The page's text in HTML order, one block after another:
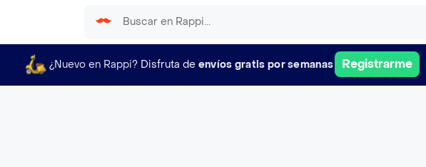
¿Nuevo en Rappi? Disfruta de envíos gratis por semanas Registrarme